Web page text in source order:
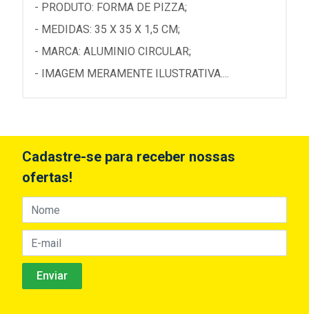
- PRODUTO: FORMA DE PIZZA;
- MEDIDAS: 35 X 35 X 1,5 CM;
- MARCA: ALUMINIO CIRCULAR;
- IMAGEM MERAMENTE ILUSTRATIVA....
Cadastre-se para receber nossas
ofertas!